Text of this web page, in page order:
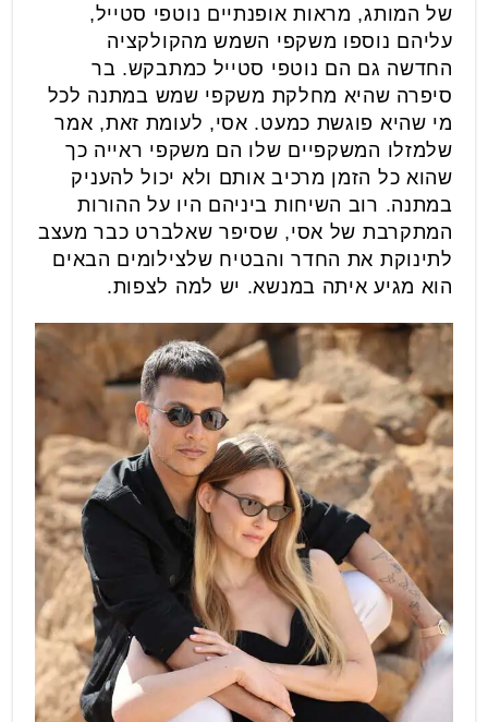
של המותג, מראות אופנתיים נוטפי סטייל,
עליהם נוספו משקפי השמש מהקולקציה
החדשה גם הם נוטפי סטייל כמתבקש. בר
סיפרה שהיא מחלקת משקפי שמש במתנה לכל
מי שהיא פוגשת כמעט. אסי, לעומת זאת, אמר
שלמזלו המשקפיים שלו הם משקפי ראייה כך
שהוא כל הזמן מרכיב אותם ולא יכול להעניק
במתנה. רוב השיחות ביניהם היו על ההורות
המתקרבת של אסי, שסיפר שאלברט כבר מעצב
לתינוקת את החדר והבטיח שלצילומים הבאים
הוא מגיע איתה במנשא. יש למה לצפות.